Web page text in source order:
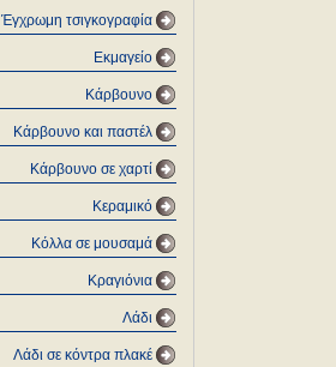
Έγχρωμη τσιγκογραφία
Εκμαγείο
Κάρβουνο
Κάρβουνο και παστέλ
Κάρβουνο σε χαρτί
Κεραμικό
Κόλλα σε μουσαμά
Κραγιόνια
Λάδι
Λάδι σε κόντρα πλακέ